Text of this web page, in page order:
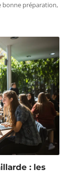
bonne préparation,
: les